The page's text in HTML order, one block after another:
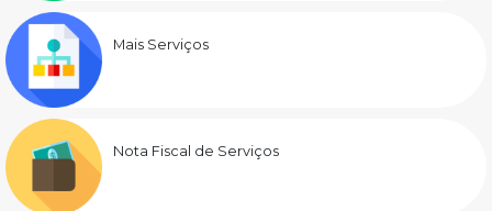
Mais Serviços
Nota Fiscal de Serviços